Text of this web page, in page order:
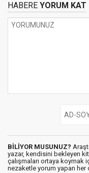
HABERE YORUM KAT
BİLİYOR MUSUNUZ?
yazar, kendisini bekleyen
çalışmaları ortaya koymak
nezaketle yorum yapan her